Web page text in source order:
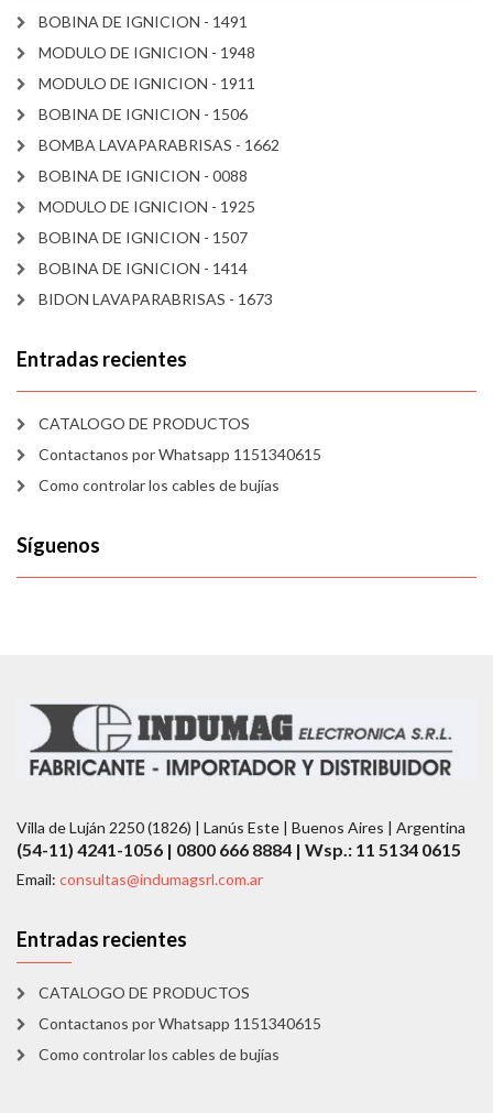
BOBINA DE IGNICION - 1491
MODULO DE IGNICION - 1948
MODULO DE IGNICION - 1911
BOBINA DE IGNICION - 1506
BOMBA LAVAPARABRISAS - 1662
BOBINA DE IGNICION - 0088
MODULO DE IGNICION - 1925
BOBINA DE IGNICION - 1507
BOBINA DE IGNICION - 1414
BIDON LAVAPARABRISAS - 1673
Entradas recientes
CATALOGO DE PRODUCTOS
Contactanos por Whatsapp 1151340615
Como controlar los cables de bujías
Síguenos
Villa de Luján 2250 (1826) | Lanús Este | Buenos Aires | Argentina
(54-11) 4241-1056 | 0800 666 8884 | Wsp.: 11 5134 0615
Email: consultas@indumagsrl.com.ar
Entradas recientes
CATALOGO DE PRODUCTOS
Contactanos por Whatsapp 1151340615
Como controlar los cables de bujías